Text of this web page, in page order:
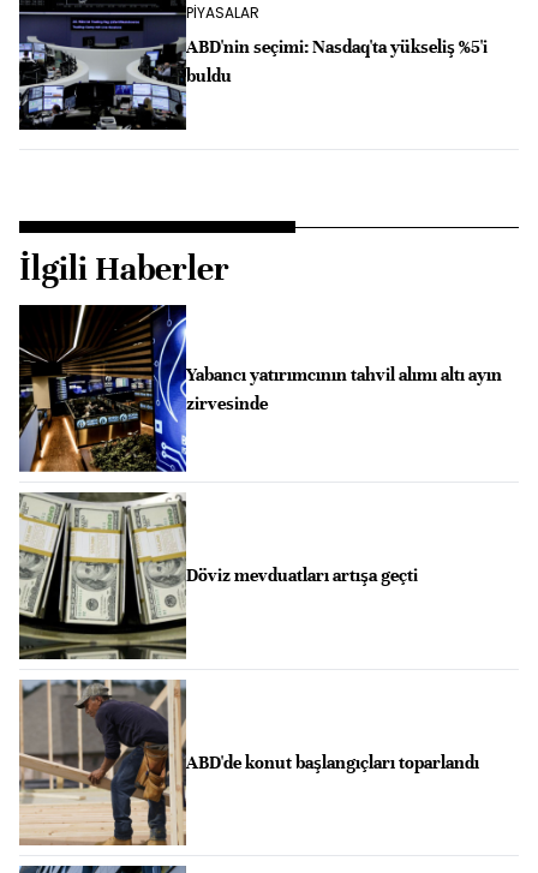
PİYASALAR
ABD'nin seçimi: Nasdaq'ta yükseliş %5'i
buldu
İlgili Haberler
Yabancı yatırımcının tahvil alımı altı ayın
zirvesinde
Döviz mevduatları artışa geçti
ABD'de konut başlangıçları toparlandı